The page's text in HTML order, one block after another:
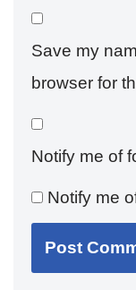
Save my
browser for
Notify me of
Notify me